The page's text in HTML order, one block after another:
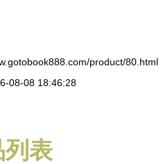
product/80.html
08-08 18:46:28
列表